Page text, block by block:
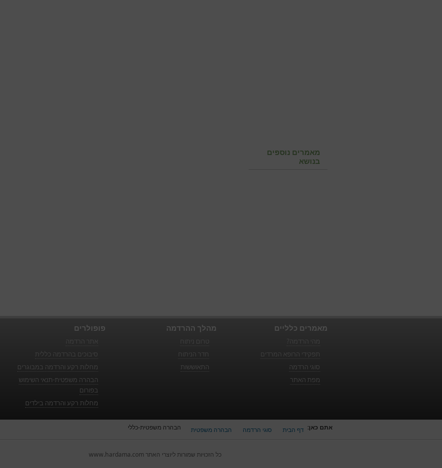
מאמרים נוספים
בנושא
פופולרים
סיבוכים בהרדמה כללית
מחלות רקע והרדמה במבוגרים
הבהרה משפטית-תנאי השימוש
בפורום
מחלות רקע והרדמה בילדים
מהלך ההרדמה
חדר הניתוח
התאוששות
מאמרים כלליים
תפקידי הרופא המרדים
סוגי הרדמה
מפת האתר
אתם כאן: דף הבית סוגי הרדמה הבהרה משפטית הבהרה משפטית-כללי
כל הזכויות שמורות ליוצרי האתר www.hardama.com